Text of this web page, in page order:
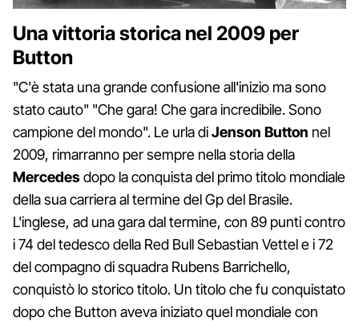
Una vittoria storica nel 2009 per
Button
"C'è stata una grande confusione all'inizio ma sono
stato cauto" "Che gara! Che gara incredibile. Sono
campione del mondo". Le urla diJenson Button nel
2009, rimarranno per sempre nella storia della
Mercedesdopo la conquista del primo titolo mondiale
della sua carriera al termine del Gp del Brasile.
L'inglese, ad una gara dal termine, con 89 punti contro
i 74 del tedesco della Red Bull Sebastian Vettel e i 72
del compagno di squadra Rubens Barrichello,
conquistò lo storico titolo. Un titolo che fu conquistato
dopo che Button aveva iniziato quel mondiale con